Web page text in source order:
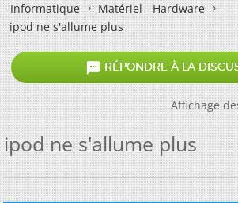
Informatique
Matériel - Hardware
ipod ne s'allume plus
 RÉPONDRE À LA
Affichage
ipod ne s'allume plus